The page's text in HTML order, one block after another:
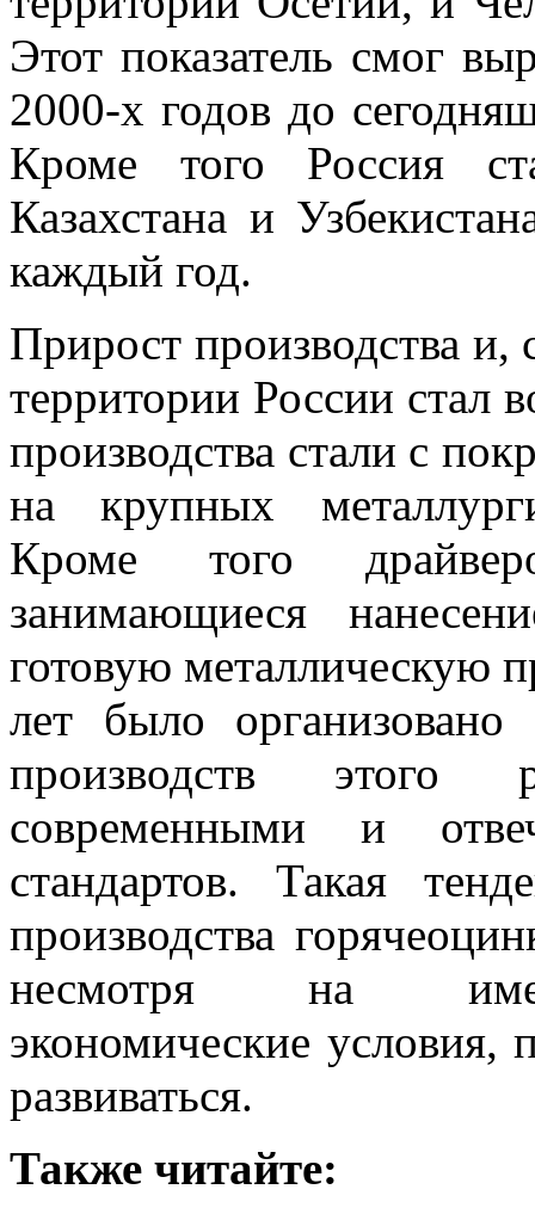
Этот показатель смог
2000-х годов до
Кроме того Россия
Казахстана и
каждый год.
Прирост производства и,
территории России стал
производства стали с
на крупных
Кроме того
занимающиеся
готовую металлическую
лет было
производств этого
современными и
стандартов. Такая
производства
несмотря на
экономические условия,
развиваться.
Также читайте: